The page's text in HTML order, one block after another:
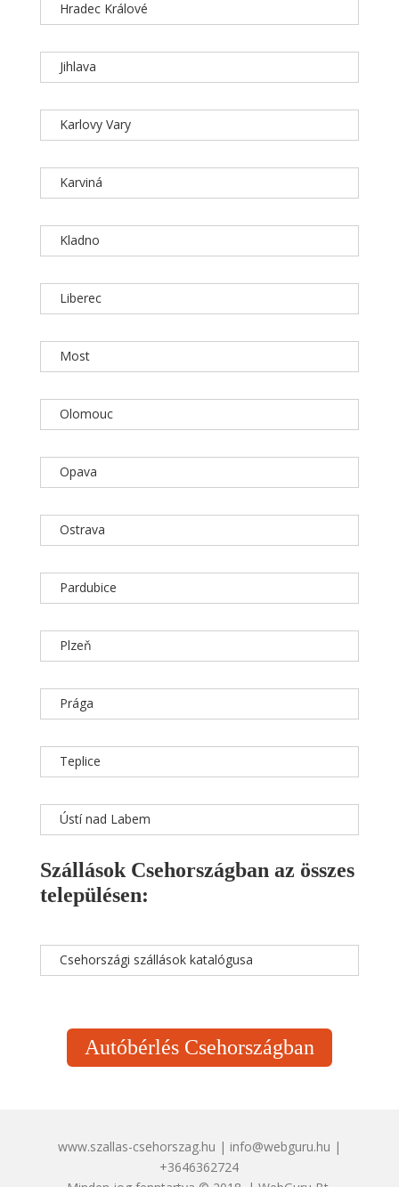
Hradec Králové
Jihlava
Karlovy Vary
Karviná
Kladno
Liberec
Most
Olomouc
Opava
Ostrava
Pardubice
Plzeň
Prága
Teplice
Ústí nad Labem
Szállások Csehországban az összes
településen:
Csehországi szállások katalógusa
Autóbérlés Csehországban
www.szallas-csehorszag.hu | info@webguru.hu |
+3646362724